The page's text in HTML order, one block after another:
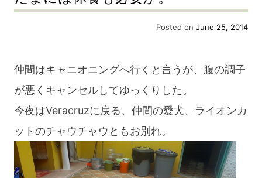
Posted on June 25, 2014
仲間はキャニオニングへ行くと言うが、腹の調子
が悪くキャンセルしてゆっくりした。
今夜はVeracruzに戻る、仲間の愛犬、ライオンカ
ットのチャウチャウともお別れ。